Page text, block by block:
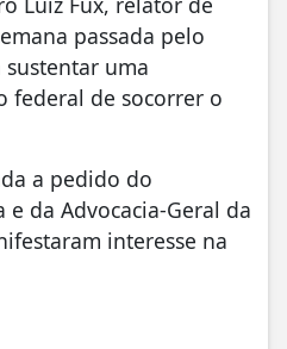
passada pelo
uma
federal de socorrer o
a pedido do
da Advocacia-Geral da
interesse na